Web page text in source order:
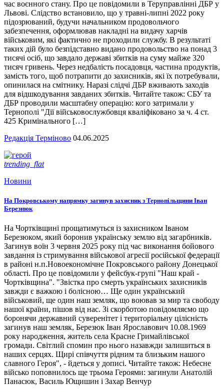
час воєнного стану. Про це повідомили в Теруправлінні ДБР у
Львові. Слідство встановило, що у травні-липні 2022 року
підозрюваний, будучи начальником продовольчого
забезпечення, оформлював накладні на видачу харчів
військовим, які фактично не проходили службу. В результаті
таких дій було безпідставно видано продовольство на понад 3
тисячі осіб, що завдало державі збитків на суму майже 320
тисяч гривень. Через недбалість посадовця, частина продуктів,
замість того, щоб потрапити до захисників, які їх потребували,
опинилася на смітнику. Наразі слідчі ДБР вживають заходів
для відшкодування завданих збитків. Читайте також: СБУ та
ДБР проводили масштабну операцію: кого затримали у
Тернополі "Дії військовослужбовця кваліфіковано за ч. 4 ст.
425 Кримінального […]
Редакція Терміново 04.06.2025
trending_flat
Новини
На Покровському напрямку загинув захисник з Тернопільщини Іван
Березнюк
На Чортківщині прощатимуться із захисником Іваном
Березюком, який боронив українську землю від загарбників.
Загинув воїн 3 червня 2025 року під час виконання бойового
завдання із стримування військової агресії російської федерації
в районі н.п.Новоекономічне Покровського району Донецької
області. Про це повідомили у фейсбук-групі "Наш край -
Чортківщина". "Звістка про смерть українських захисників
завжди є важкою і болісною… Ще один український
військовий, ще один наш земляк, що воював за мир та свободу
нашої країни, пішов від нас. Зі скорботою повідомляємо що
боронячи державний суверенітет і територіальну цілісність
загинув наш земляк, Березюк Іван Ярославович 10.08.1969
року народження, житель села Красне Гримайлівської
громади. Світлий спомин про нього назавжди залишиться в
наших серцях. Щирі співчуття рідним та близьким нашого
славного Героя", - йдеться у дописі. Читайте також: Небесне
військо поповнилось ще трьома Героями: загинули Анатолій
Панасюк, Василь Ющишин і Захар Венчур